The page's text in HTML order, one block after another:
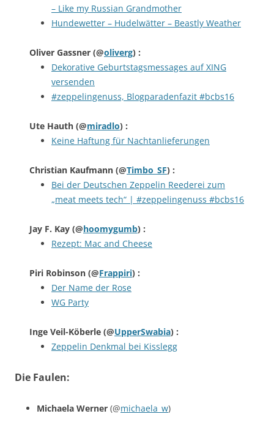
– Like my Russian Grandmother
Hundewetter – Hudelwätter – Beastly Weather
Oliver Gassner (@oliverg) :
Dekorative Geburtstagsmessages auf XING
versenden
#zeppelingenuss, Blogparadenfazit #bcbs16
Ute Hauth (@miradlo) :
Keine Haftung für Nachtanlieferungen
Christian Kaufmann (@Timbo_SF) :
Bei der Deutschen Zeppelin Reederei zum
„meat meets tech“ | #zeppelingenuss #bcbs16
Jay F. Kay (@hoomygumb) :
Rezept: Mac and Cheese
Piri Robinson (@Frappiri) :
Der Name der Rose
WG Party
Inge Veil-Köberle (@UpperSwabia) :
Zeppelin Denkmal bei Kisslegg
Die Faulen:
Michaela Werner (@michaela_w)